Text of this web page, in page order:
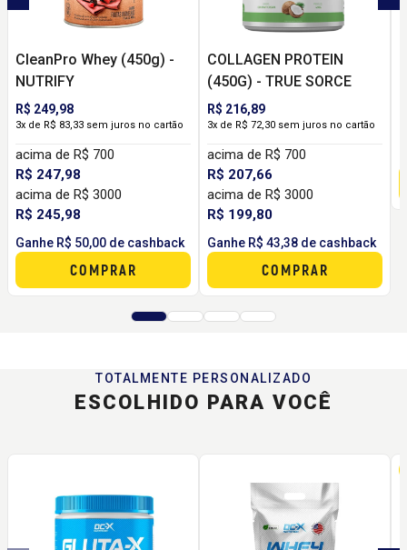
CleanPro Whey (450g) -
NUTRIFY
R$ 249,98
3x de R$ 83,33 sem juros no cartão
acima de R$ 700
R$ 247,98
acima de R$ 3000
R$ 245,98
Ganhe R$ 50,00 de cashback
COMPRAR
COLLAGEN PROTEIN
(450G) - TRUE SORCE
R$ 216,89
3x de R$ 72,30 sem juros no cartão
acima de R$ 700
R$ 207,66
acima de R$ 3000
R$ 199,80
Ganhe R$ 43,38 de cashback
COMPRAR
TOTALMENTE PERSONALIZADO
ESCOLHIDO PARA VOCÊ